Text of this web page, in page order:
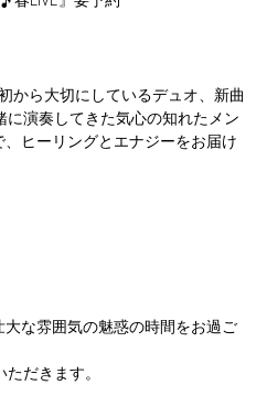
から大切にしているデュオ、新曲
演奏してきた気心の知れたメン
ヒーリングとエナジーをお届け
な雰囲気の魅惑の時間をお過ご
だきます。